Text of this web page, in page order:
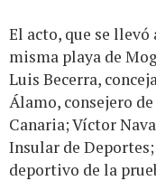
El acto, que se llevó
misma playa de
Luis Becerra,
Álamo, consejero
Canaria; Víctor
Insular de
deportivo de la